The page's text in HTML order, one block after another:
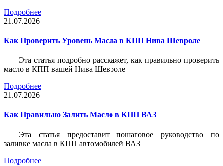
Подробнее
21.07.2026
Как Проверить Уровень Масла в КПП Нива Шевроле
Эта статья подробно расскажет, как правильно проверить
масло в КПП вашей Нива Шевроле
Подробнее
21.07.2026
Как Правильно Залить Масло в КПП ВАЗ
Эта статья предоставит пошаговое руководство по
заливке масла в КПП автомобилей ВАЗ
Подробнее